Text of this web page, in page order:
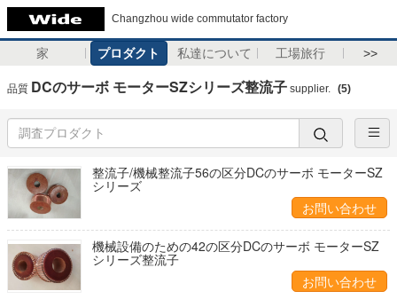
Changzhou wide commutator factory
家 プロダクト 私達について 工場旅行 >>
品質 DCのサーボ モーターSZシリーズ整流子 supplier. (5)
整流子/機械整流子56の区分DCのサーボ モーターSZ
シリーズ
お問い合わせ
機械設備のための42の区分DCのサーボ モーターSZ
シリーズ整流子
お問い合わせ